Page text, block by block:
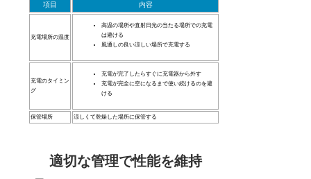
項目 内容
充電場所の温度
高温の場所や直射日光の当たる場所での充電
は避ける
風通しの良い涼しい場所で充電する
充電のタイミン
グ
充電が完了したらすぐに充電器から外す
充電が完全に空になるまで使い続けるのを避
ける
保管場所 涼しくて乾燥した場所に保管する
適切な管理で性能を維持